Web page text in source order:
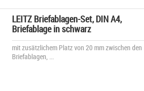
LEITZ Briefablagen-Set, DIN A4,
Briefablage in schwarz
mit zusätzlichem Platz von 20 mm zwischen den
Briefablagen, ...